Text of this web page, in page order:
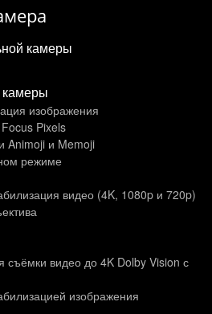
камеры
изображения
Pixels
Animoji и Memoji
режиме
видео (4K, 1080p и 720p)
видео до 4K Dolby Vision с
изображения